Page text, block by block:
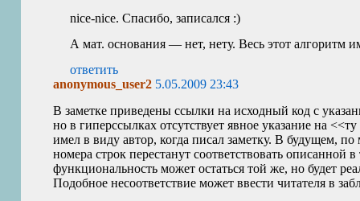
nice-nice. Спасибо, записался :)
А мат. основания — нет, нету. Весь этот алгоритм
ответить
anonymous_user2 5.05.2009 23:43
В заметке приведены ссылки на исходный код с
но в гиперссылках отсутствует явное указание на
имел в виду автор, когда писал заметку. В будущем,
номера строк перестанут соответствовать описанной
функциональность может остаться той же, но будет
Подобное несоответствие может ввести читателя в